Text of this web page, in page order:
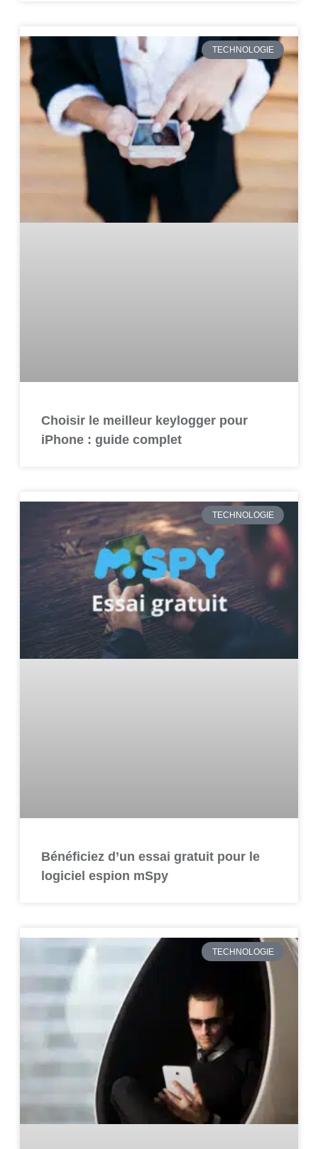
TECHNOLOGIE
Choisir le meilleur keylogger pour
iPhone : guide complet
TECHNOLOGIE
Bénéficiez d’un essai gratuit pour le
logiciel espion mSpy
TECHNOLOGIE